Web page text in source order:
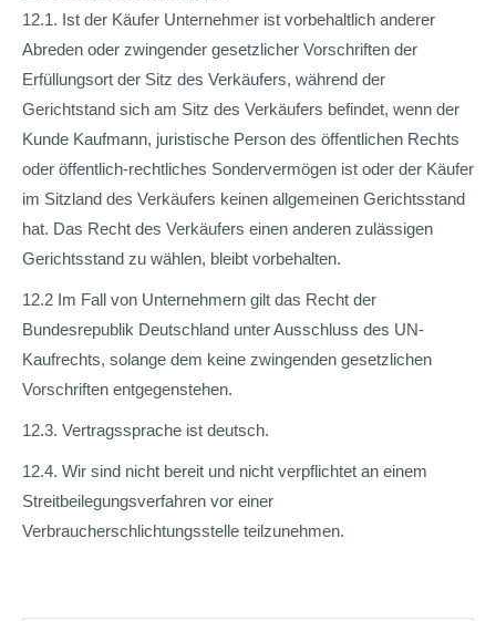
12.1. Ist der Käufer Unternehmer ist vorbehaltlich anderer
Abreden oder zwingender gesetzlicher Vorschriften der
Erfüllungsort der Sitz des Verkäufers, während der
Gerichtstand sich am Sitz des Verkäufers befindet, wenn der
Kunde Kaufmann, juristische Person des öffentlichen Rechts
oder öffentlich-rechtliches Sondervermögen ist oder der Käufer
im Sitzland des Verkäufers keinen allgemeinen Gerichtsstand
hat. Das Recht des Verkäufers einen anderen zulässigen
Gerichtsstand zu wählen, bleibt vorbehalten.
12.2 Im Fall von Unternehmern gilt das Recht der
Bundesrepublik Deutschland unter Ausschluss des UN-
Kaufrechts, solange dem keine zwingenden gesetzlichen
Vorschriften entgegenstehen.
12.3. Vertragssprache ist deutsch.
12.4. Wir sind nicht bereit und nicht verpflichtet an einem
Streitbeilegungsverfahren vor einer
Verbraucherschlichtungsstelle teilzunehmen.